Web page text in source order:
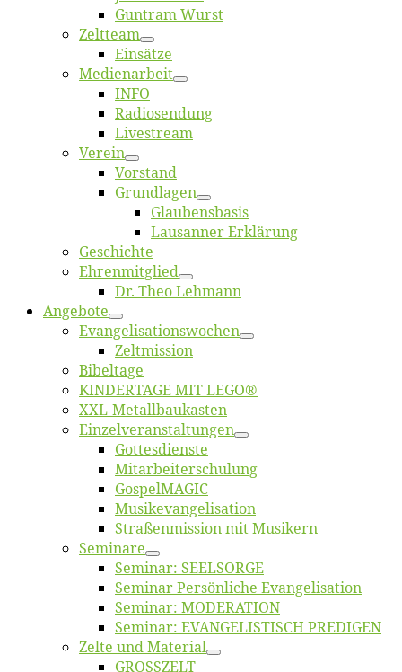
Gun­tram Wurst
Zelt­team
Ein­sät­ze
Me­di­en­ar­beit
INFO
Ra­dio­sen­dung
Live­stream
Ver­ein
Vor­stand
Grund­la­gen
Glaubens­ba­sis
Lausan­ner Erklärung
Ge­schich­te
Eh­ren­mit­glied
Dr. Theo Lehmann
An­ge­bo­te
Evangelisa­tions­wo­chen
Zelt­mis­si­on
Bi­bel­ta­ge
KINDERTAGE MIT LEGO®
XXL-Me­­tal­l­­bau­­kas­­ten
Einzelver­an­stal­tungen
Got­tes­diens­te
Mitarbeiter­schulung
Gos­pel­MA­GIC
Musikevan­ge­li­sa­tion
Straßenmis­sion mit Musikern
Se­mi­na­re
Se­mi­nar: SEELSORGE
Se­mi­nar Per­sön­li­che Evangelisation
Se­mi­nar: MODERATION
Se­mi­nar: EVANGELISTISCH PREDIGEN
Zel­te und Material
GROSSZELT